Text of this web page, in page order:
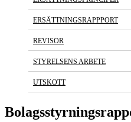
ERSÄTTNINGSRAPPPORT
REVISOR
STYRELSENS ARBETE
UTSKOTT